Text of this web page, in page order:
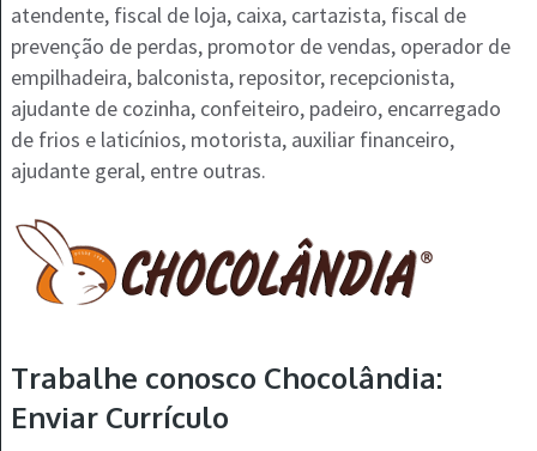
atendente, fiscal de loja, caixa, cartazista, fiscal de
prevenção de perdas, promotor de vendas, operador de
empilhadeira, balconista, repositor, recepcionista,
ajudante de cozinha, confeiteiro, padeiro, encarregado
de frios e laticínios, motorista, auxiliar financeiro,
ajudante geral, entre outras.
Trabalhe conosco Chocolândia:
Enviar Currículo